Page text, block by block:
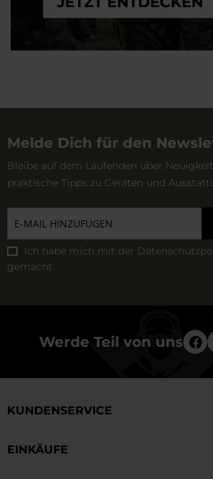
Melde Dich für den
Bleibe auf dem Laufenden über
praktische Tipps zu Geräten und
Ich habe mich mit der
gemacht
Werde Teil von uns
KUNDENSERVICE
EINKÄUFE